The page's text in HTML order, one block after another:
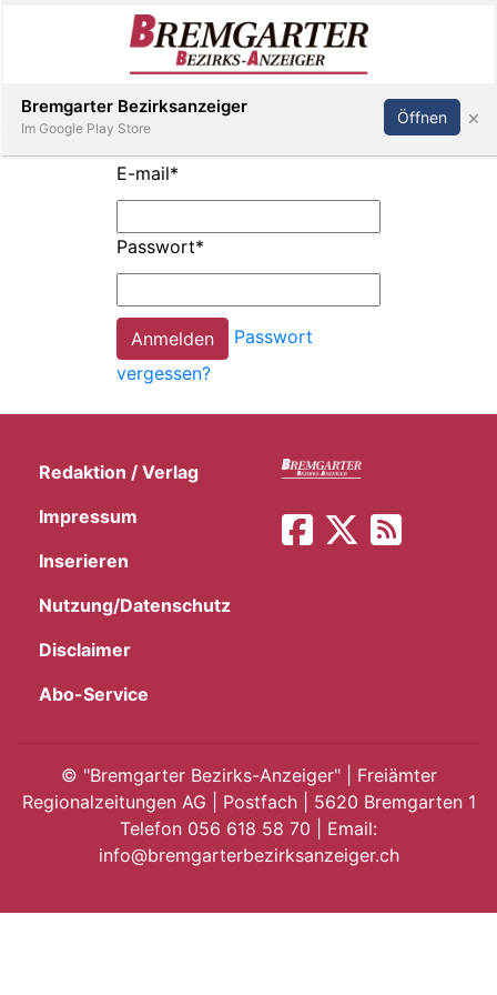
E-
App
Inserieren Abonnieren Anmelden
E-mail*
Passwort*
Passwort
vergessen?
Redaktion / Verlag
Impressum
Inserieren
Nutzung/Datenschutz
Disclaimer
Abo-Service
© "Bremgarter Bezirks-Anzeiger" | Freiämter
Regionalzeitungen AG | Postfach | 5620 Bremgarten 1
Telefon 056 618 58 70 | Email:
info@bremgarterbezirksanzeiger.ch
Bremgarter Bezirksanzeiger
Im Google Play Store
Öffnen ×